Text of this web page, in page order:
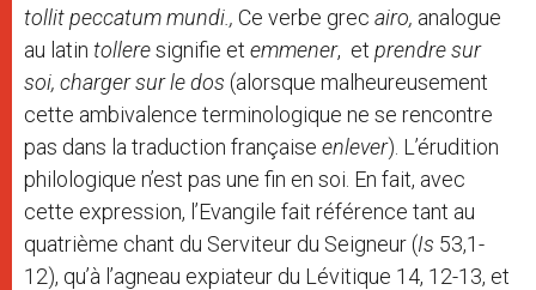
tollit peccatum mundi, Ce verbe grec airo, analogue
au latin tolleresignifie et emmener, et prendre sur
soi, charger sur le dos (alorsque malheureusement
cette ambivalence terminologique ne se rencontre
pas dans la traduction française enlever). L’érudition
philologique n’est pas une fin en soi. En fait, avec
cette expression, l’Evangile fait référence tant au
quatrième chant du Serviteur du Seigneur (Is 53,1-
12), qu’à l’agneau expiateur du Lévitique 14, 12-13, et